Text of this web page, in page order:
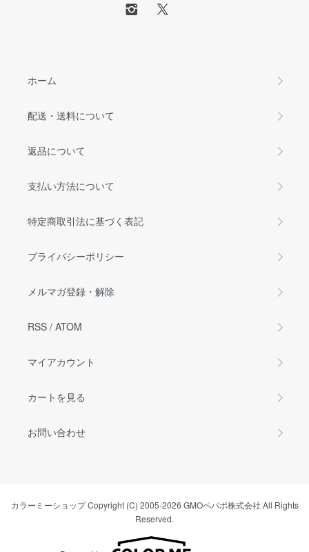
ホーム
配送・送料について
返品について
支払い方法について
特定商取引法に基づく表記
プライバシーポリシー
メルマガ登録・解除
RSS / ATOM
マイアカウント
カートを見る
お問い合わせ
カラーミーショップCopyright (C) 2005-2026 GMOペパボ株式会社 All Rights
Reserved.